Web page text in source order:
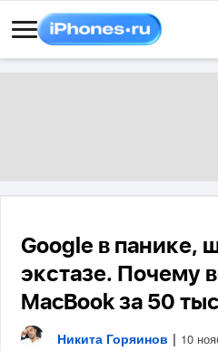
Google в панике,
экстазе. Почему
MacBook за 50
Никита Горяинов | 10